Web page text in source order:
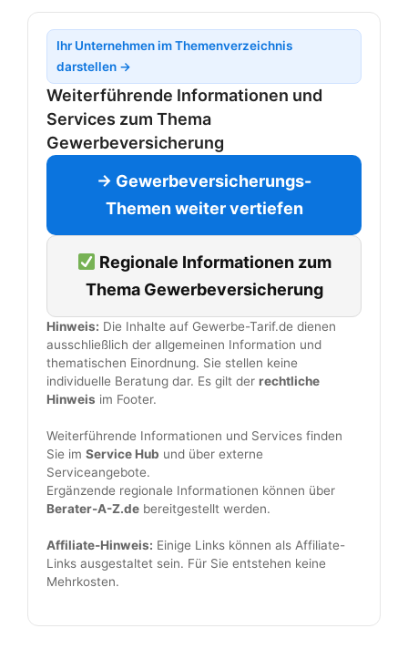
Ihr Unternehmen im Themenverzeichnis
darstellen →
Weiterführende Informationen und
Services zum Thema
Gewerbeversicherung
→ Gewerbeversicherungs-
Themen weiter vertiefen
Regionale Informationen zum
Thema Gewerbeversicherung
Hinweis: Die Inhalte auf Gewerbe-Tarif.de dienen
ausschließlich der allgemeinen Information und
thematischen Einordnung. Sie stellen keine
individuelle Beratung dar. Es gilt der rechtliche
Hinweis im Footer.
Weiterführende Informationen und Services finden
Sie im Service Hub und über externe
Serviceangebote.
Ergänzende regionale Informationen können über
Berater-A-Z.de bereitgestellt werden.
Affiliate-Hinweis: Einige Links können als Affiliate-
Links ausgestaltet sein. Für Sie entstehen keine
Mehrkosten.